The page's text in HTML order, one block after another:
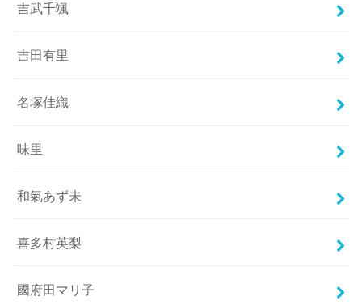
吉武千颯
吉田有里
名塚佳織
味里
和氣あず未
喜多村英梨
國府田マリ子